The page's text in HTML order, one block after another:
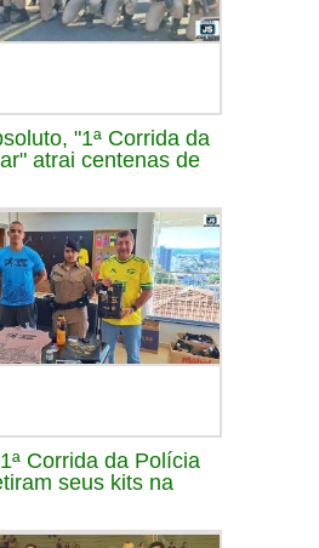
"1ª Corrida da
atrai centenas de
Corrida da Polícia
seus kits na